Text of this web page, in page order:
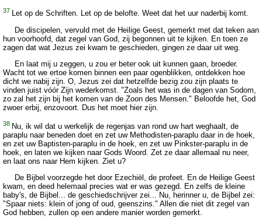
37 Let op de Schriften. Let op de belofte. Weet dat het uur naderbij komt.
De discipelen, vervuld met de Heilige Geest, gemerkt met dat teken aan
hun voorhoofd, dat zegel van God, zij begonnen uit te kijken. En toen ze
zagen dat wat Jezus zei kwam te geschieden, gingen ze daar uit weg.
En laat mij u zeggen, u zou er beter ook uit kunnen gaan, broeder.
Wacht tot we ertoe komen binnen een paar ogenblikken, ontdekken hoe
dicht we nabij zijn. O, Jezus zei dat hetzelfde bezig zou zijn plaats te
vinden juist vóór Zijn wederkomst. "Zoals het was in de dagen van Sodom,
zo zal het zijn bij het komen van de Zoon des Mensen." Beloofde het, God
zwoer erbij, enzovoort. Dus het moet hier zijn.
38 Nu, ik wil dat u werkelijk de regenjas van rond uw hart weghaalt, de
paraplu naar beneden doet en zet uw Methodisten-paraplu daar in de hoek,
en zet uw Baptisten-paraplu in de hoek, en zet uw Pinkster-paraplu in de
hoek, en laten we kijken naar Gods Woord. Zet ze daar allemaal nu neer,
en laat ons naar Hem kijken. Ziet u?
De Bijbel voorzegde het door Ezechiël, de profeet. En de Heilige Geest
kwam, en deed helemaal precies wat er was gezegd. En zelfs de kleine
baby's, de Bijbel... de geschiedschrijver zei... Nu, herinner u, de Bijbel zei:
"Spaar niets: klein of jong of oud, geenszins." Allen die niet dit zegel van
God hebben, zullen op een andere manier worden gemerkt.